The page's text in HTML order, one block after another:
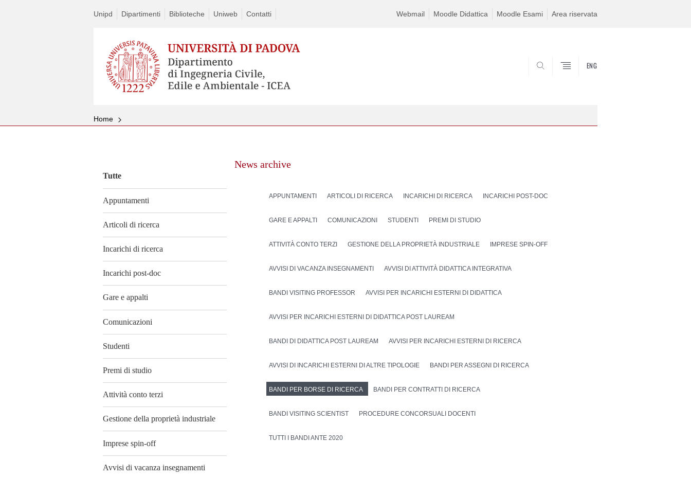
Unipd Dipartimenti Biblioteche Uniweb Contatti Webmail Moodle Didattica Moodle Esami Area riservata
ENG
Home
Tutte
Appuntamenti
Articoli di ricerca
Incarichi di ricerca
Incarichi post-doc
Gare e appalti
Comunicazioni
Studenti
Premi di studio
Attività conto terzi
Gestione della proprietà industriale
Imprese spin-off
Avvisi di vacanza insegnamenti
News archive
APPUNTAMENTI ARTICOLI DI RICERCA INCARICHI DI RICERCA INCARICHI POST-DOC
GARE E APPALTI COMUNICAZIONI STUDENTI PREMI DI STUDIO
ATTIVITÀ CONTO TERZI GESTIONE DELLA PROPRIETÀ INDUSTRIALE IMPRESE SPIN-OFF
AVVISI DI VACANZA INSEGNAMENTI AVVISI DI ATTIVITÀ DIDATTICA INTEGRATIVA
BANDI VISITING PROFESSOR AVVISI PER INCARICHI ESTERNI DI DIDATTICA
AVVISI PER INCARICHI ESTERNI DI DIDATTICA POST LAUREAM
BANDI DI DIDATTICA POST LAUREAM AVVISI PER INCARICHI ESTERNI DI RICERCA
AVVISI DI INCARICHI ESTERNI DI ALTRE TIPOLOGIE BANDI PER ASSEGNI DI RICERCA
BANDI PER BORSE DI RICERCA BANDI PER CONTRATTI DI RICERCA
BANDI VISITING SCIENTIST PROCEDURE CONCORSUALI DOCENTI
TUTTI I BANDI ANTE 2020